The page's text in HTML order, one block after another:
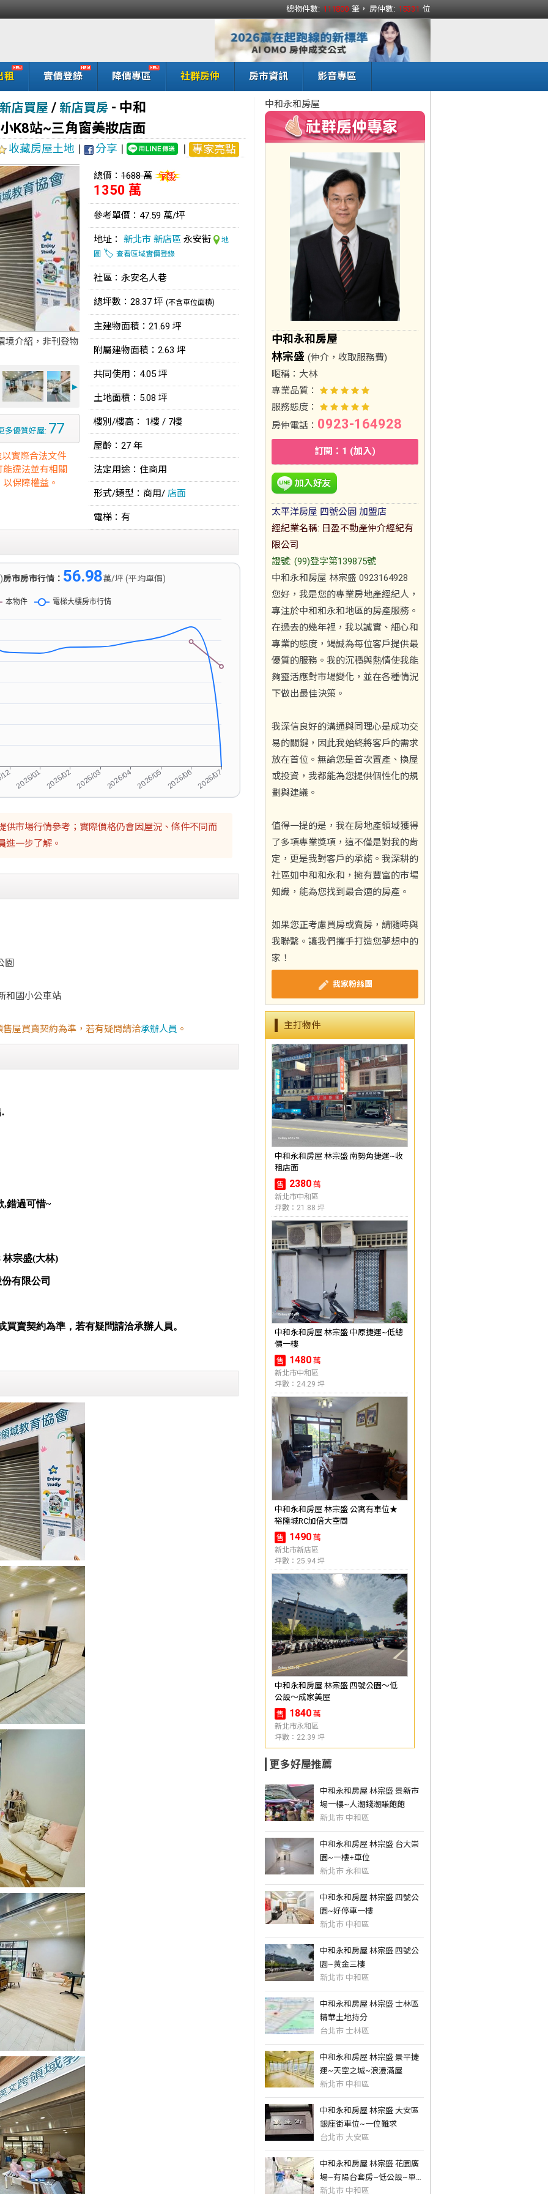
總物件數: 111800 筆， 房仲數: 15331 位
租 實價登錄 降價專區 社群房仲 房市資訊 影音專區
店買屋 / 新店買房 - 中和
K8站~三角窗美妝店面
收藏房屋土地 | 分享 | | 專家亮點
境介紹，非刊登物
►
多優質好屋: 77
實際合法文件
違法並有相關
保障權益。
總價： 1688 萬
1350 萬
參考單價：47.59 萬/坪
地址： 新北市 新店區 永安街
地
圖 🏷️ 查看區域實價登錄
社區：永安名人巷
總坪數：28.37 坪 (不含車位面積)
主建物面積：21.69 坪
附屬建物面積：2.63 坪
共同使用：4.05 坪
土地面積：5.08 坪
樓別/樓高： 1樓 / 7樓
屋齡：27 年
法定用途：住商用
形式/類型：商用/ 店面
電梯：有
房市房市行情： 56.98萬/坪 (平均單價)
供市場行情參考；實際價格仍會因屋況、條件不同而
進一步了解。
園
和國小公車站
屋買賣契約為準，若有疑問請洽承辦人員 。
中和永和房屋
中和永和房屋
林宗盛 (仲介，收取服務費)
暱稱： 大林
專業品質：
服務態度：
房仲電話： 0923-164928
訂閱：1 (加入)
太平洋房屋 四號公園 加盟店
經紀業名稱: 日盈不動產仲介經紀有
限公司
證號: (99)登字第139875號
中和永和房屋 林宗盛 0923164928
您好，我是您的專業房地產經紀人，
專注於中和和永和地區的房產服務。
在過去的幾年裡，我以誠實、細心和
專業的態度，竭誠為每位客戶提供最
優質的服務。我的沉穩與熱情使我能
夠靈活應對市場變化，並在各種情況
下做出最佳決策。
我深信良好的溝通與同理心是成功交
易的關鍵，因此我始終將客戶的需求
放在首位。無論您是首次置產、換屋
或投資，我都能為您提供個性化的規
劃與建議。
值得一提的是，我在房地產領域獲得
了多項專業獎項，這不僅是對我的肯
定，更是我對客戶的承諾。我深耕的
社區如中和和永和，擁有豐富的市場
知識，能為您找到最合適的房產。
如果您正考慮買房或賣房，請隨時與
我聯繫。讓我們攜手打造您夢想中的
家！
我家粉絲團
主打物件
中和永和房屋 林宗盛 南勢角捷運~收
租店面
售 2380 萬
新北市中和區
坪數：21.88 坪
中和永和房屋 林宗盛 中原捷運~低總
價一樓
售 1480 萬
新北市中和區
坪數：24.29 坪
中和永和房屋 林宗盛 公寓有車位★
裕隆城RC加倍大空間
售 1490 萬
新北市新店區
坪數：25.94 坪
中和永和房屋 林宗盛 四號公園～低
公設～成家美屋
售 1840 萬
新北市永和區
坪數：22.39 坪
更多好屋推薦
中和永和房屋 林宗盛 景新市
場一樓~人潮錢潮賺飽飽
新北市 中和區
中和永和房屋 林宗盛 台大崇
園~一樓+車位
新北市 永和區
中和永和房屋 林宗盛 四號公
園~好停車一樓
新北市 中和區
中和永和房屋 林宗盛 四號公
園~黃金三樓
新北市 中和區
中和永和房屋 林宗盛 士林區
精華土地持分
台北市 士林區
中和永和房屋 林宗盛 景平捷
運~天空之城~浪漫滿屋
新北市 中和區
中和永和房屋 林宗盛 大安區
銀座街車位~一位難求
台北市 大安區
中和永和房屋 林宗盛 花園廣
場~有陽台套房~低公設~單身
最愛
新北市 中和區